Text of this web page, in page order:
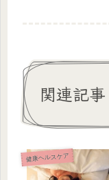
関連記事
健康ヘルスケア